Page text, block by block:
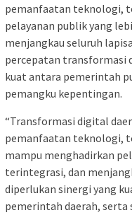
pemanfaatan teknologi,
pelayanan publik yang
menjangkau seluruh
percepatan transformasi
kuat antara pemerintah
pemangku kepentingan.
“Transformasi digital
pemanfaatan teknologi,
mampu menghadirkan
terintegrasi, dan
diperlukan sinergi yang
pemerintah daerah,